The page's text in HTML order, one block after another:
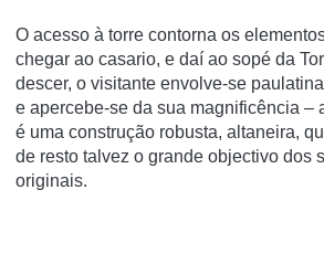
O acesso à torre contorna os
chegar ao casario, e daí ao sopé da
descer, o visitante envolve-se
e apercebe-se da sua magnificência –
é uma construção robusta, altaneira,
de resto talvez o grande objectivo dos
originais.